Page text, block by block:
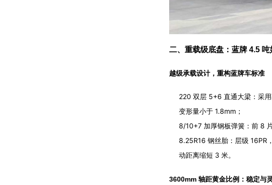
二、重载级底盘：蓝牌 4.5 吨
越级承载设计，重构蓝牌车标准
220 双层 5+6 直通大梁：采
变形量小于 1.8mm；
8/10+7 加厚钢板弹簧：前 8
8.25R16 钢丝胎：层级 16PR
动距离缩短 3 米。
3600mm 轴距黄金比例：稳定与